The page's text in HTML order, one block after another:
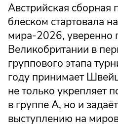
Австрийская сборная
блеском стартовала
мира-2026, уверенно
Великобритании в
группового этапа
году принимает
не только укрепляет
в группе A, но и
выступлению на